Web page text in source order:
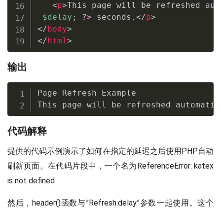
<p>This page will be refreshed
$delay ; ?> seconds. </p>
</body>
</html>
输出
Page Refresh Example
This page will be refreshed
代码解释
提供的代码示例演示了如何在指定的延迟之后使用PHP自动
刷新页面。在代码片段中，一个名为ReferenceError: katex
is not defined
然后，header()函数与”Refresh:delay”参数一起使用。这个